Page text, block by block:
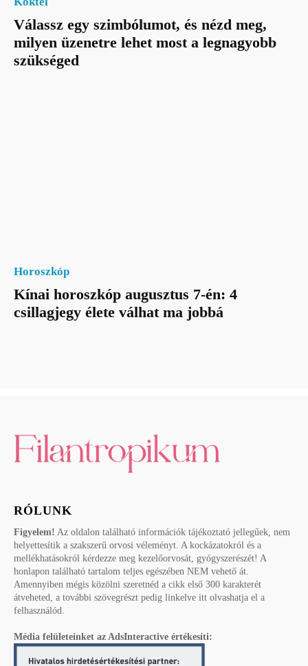
Válassz egy szimbólumot, és nézd meg,
milyen üzenetre lehet most a legnagyobb
szükséged
Horoszkóp
Kínai horoszkóp augusztus 7-én: 4
csillagjegy élete válhat ma jobbá
RÓLUNK
Figyelem! Az oldalon található információk tájékoztató jellegűek, nem
helyettesítik a szakszerű orvosi véleményt. A kockázatokról és a
mellékhatásokról kérdezze meg kezelőorvosát, gyógyszerészét! A
honlapon található tartalom teljes egészében NEM vehető át.
Amennyiben mégis közölni szeretnéd a cikk első 300 karakterét
átveheted, a további szövegrészt pedig linkelve itt olvashatja el a
felhasználód.
Média felületeinket az AdsInteractive értékesíti: